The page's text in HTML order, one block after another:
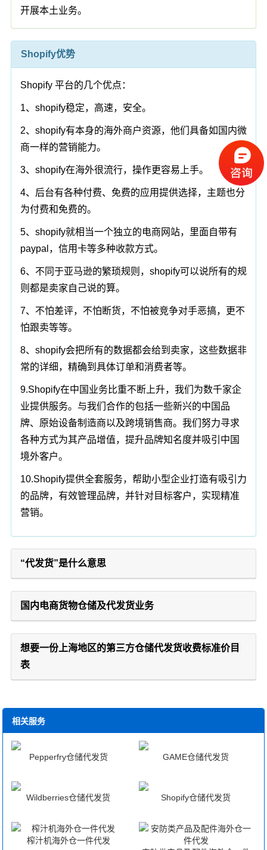
开展本土业务。
Shopify优势
Shopify 平台的几个优点：
1、shopify稳定，高速，安全。
2、shopify有本身的海外商户资源，他们具备如国内微
商一样的营销能力。
3、shopify在海外很流行，操作更容易上手。
4、后台有各种付费、免费的应用提供选择，主题也分
为付费和免费的。
5、shopify就相当一个独立的电商网站，里面自带有
paypal，信用卡等多种收款方式。
6、不同于亚马逊的繁琐规则，shopify可以说所有的规
则都是卖家自己说的算。
7、不怕差评，不怕断货，不怕被竞争对手恶搞，更不
怕跟卖等等。
8、shopify会把所有的数据都会给到卖家，这些数据非
常的详细，精确到具体订单和消费者等。
9.Shopify在中国业务比重不断上升，我们为数千家企
业提供服务。与我们合作的包括一些新兴的中国品
牌、原始设备制造商以及跨境销售商。我们努力寻求
各种方式为其产品增值，提升品牌知名度并吸引中国
境外客户。
10.Shopify提供全套服务，帮助小型企业打造有吸引力
的品牌，有效管理品牌，并针对目标客户，实现精准
营销。
“代发货”是什么意思
国内电商货物仓储及代发货业务
想要一份上海地区的第三方仓储代发货收费标准价目
表
相关服务
Pepperfry仓储代发货 GAME仓储代发货
Wildberries仓储代发货 Shopify仓储代发货
榨汁机海外仓一件代发